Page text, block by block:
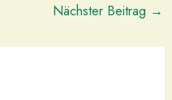
Nächster Beitrag →